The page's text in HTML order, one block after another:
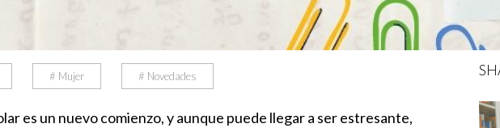
# Mujer # Novedades
es un nuevo comienzo, y aunque puede llegar a ser estresante,